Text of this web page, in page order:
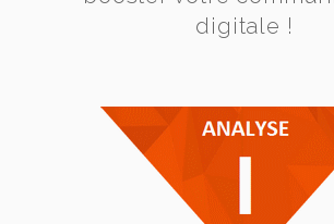
digitale !